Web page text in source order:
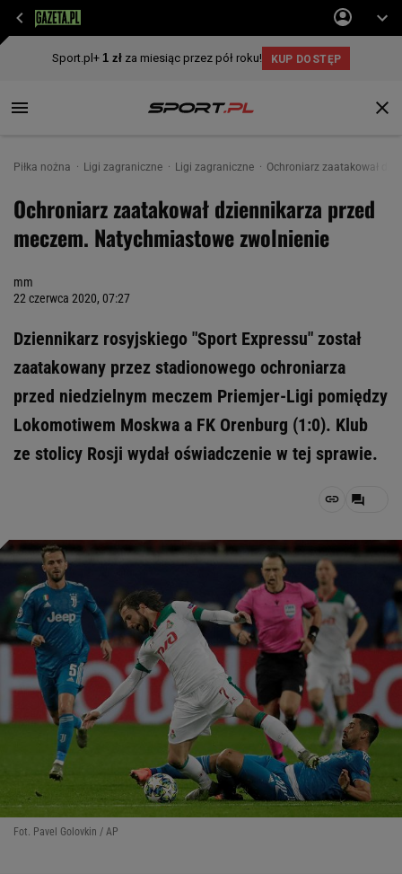
Piłka nożna Ligi zagraniczne Ligi zagraniczne Ochroniarz zaatakował
Ochroniarz zaatakował dziennikarza przed
meczem. Natychmiastowe zwolnienie
mm
22 czerwca 2020, 07:27
Dziennikarz rosyjskiego "Sport Expressu" został
zaatakowany przez stadionowego ochroniarza
przed niedzielnym meczem Priemjer-Ligi pomiędzy
Lokomotiwem Moskwa a FK Orenburg (1:0). Klub
ze stolicy Rosji wydał oświadczenie w tej sprawie.
Fot. Pavel Golovkin / AP